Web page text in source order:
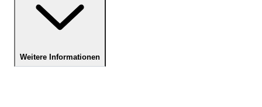
Weitere Informationen